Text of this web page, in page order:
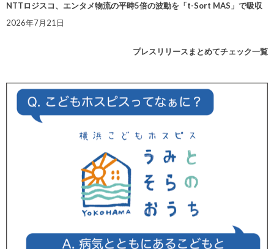
NTTロジスコ、エンタメ物流の平時5倍の波動を「t-Sort MAS」で吸収
2026年7月21日
プレスリリースまとめてチェック一覧